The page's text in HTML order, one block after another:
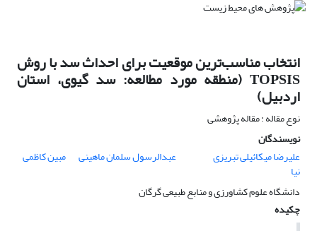
انتخاب مناسب‌‌ترین موقعیت برای احداث سد با روش
TOPSIS (منطقه مورد مطالعه: سد گیوی، استان
اردبیل)
نوع مقاله : مقاله پژوهشی
نویسندگان
علیرضا میکائیلی تبریزی
عبدالرسول سلمان ماهینی مبین کاظمی
نیا
دانشگاه علوم کشاورزی و منابع طبیعی گرگان
چکیده